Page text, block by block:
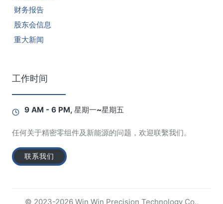
2025年4月售電業簡明月報
2025年2月售電業簡明月報
2025年1月售電業簡明月報
财务报告
股东会信息
重大新闻
工作时间
9 AM - 6 PM, 星期一~星期五
任何关于精密零组件及新能源的问题，欢迎联繫我们。
联系我们
© 2023-2026 Win Win Precision Technology Co.,